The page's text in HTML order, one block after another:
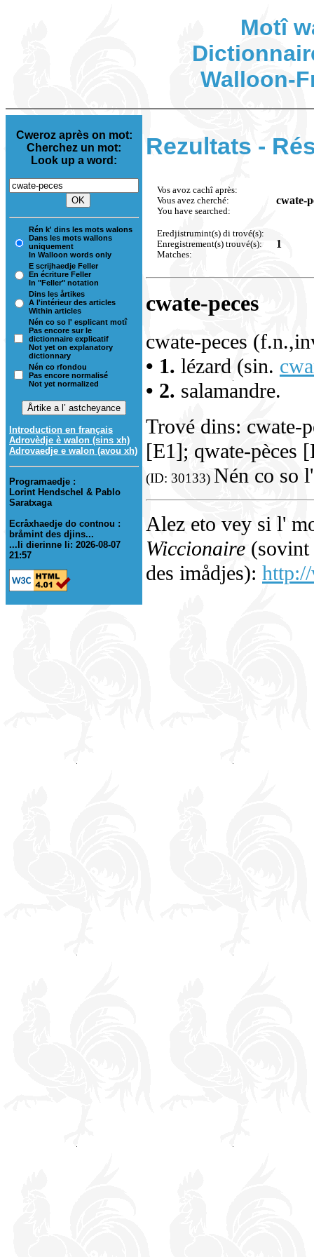
Motî
Walloon-
Cweroz après on mot:
Cherchez un mot:
Look up a word:
Rén k' dins les mots walons
Dans les mots wallons
uniquement
In Walloon words only
E scrijhaedje Feller
En écriture Feller
In "Feller" notation
Dins les årtikes
A l'intérieur des articles
Within articles
Nén co so l' esplicant motî
Pas encore sur le
dictionnaire explicatif
Not yet on explanatory
dictionnary
Nén co rfondou
Pas encore normalisé
Not yet normalized
Introduction en français
Adrovèdje è walon (sins xh)
Adrovaedje e walon (avou xh)
Programaedje :
Lorint Hendschel & Pablo
Saratxaga
Ecråxhaedje do contnou :
bråmint des djins...
...li dierinne li: 2026-08-07
21:57
Rezultats -
Vos avoz cachî après:
Vous avez cherché:
You have searched:
cwate-
Eredjistrumint(s) di trové(s):
Enregistrement(s) trouvé(s):
Matches:
1
cwate-peces
cwate-peces
• 1. lézard (sin.
• 2. salamandre.
Trové dins: cwate-
[E1]; qwate-pèces
(ID: 30133) Nén co so
Alez eto vey si l'
Wiccionaire (sovint
des imådjes):